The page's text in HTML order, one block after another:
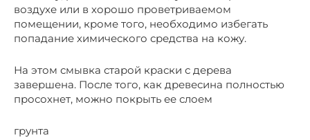
воздухе или в хорошо проветриваемом
помещении, кроме того, необходимо избегать
попадание химического средства на кожу.
На этом смывка старой краски с дерева
завершена. После того, как древесина полностью
просохнет, можно покрыть ее слоем
грунта